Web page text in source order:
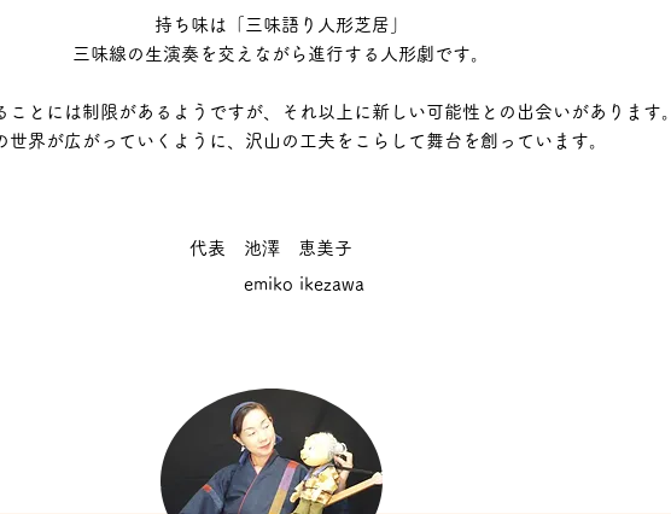
持ち味は「三味語り人形芝居」
三味線の生演奏を交えながら進行する人形劇です。
ことには制限があるようですが、
それ以上に新しい可能性との出会いがあります。
世界が広がっていくように、沢山の工夫をこらして舞台を創っています。
代表 池澤 恵美子
​​ emiko ikezawa